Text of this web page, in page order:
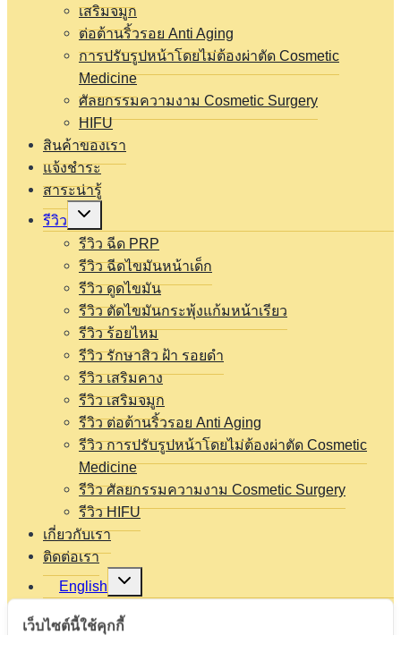
เสริมจมูก
ต่อต้านริ้วรอย Anti Aging
การปรับรูปหน้าโดยไม่ต้องผ่าตัด Cosmetic
Medicine
ศัลยกรรมความงาม Cosmetic Surgery
HIFU
สินค้าของเรา
แจ้งชำระ
สาระน่ารู้
รีวิว
Expand
menu
รีวิว ฉีด PRP
รีวิว ฉีดไขมันหน้าเด็ก
รีวิว ดูดไขมัน
รีวิว ตัดไขมันกระพุ้งแก้มหน้าเรียว
รีวิว ร้อยไหม
รีวิว รักษาสิว ฝ้า รอยดำ
รีวิว เสริมคาง
รีวิว เสริมจมูก
รีวิว ต่อต้านริ้วรอย Anti Aging
รีวิว การปรับรูปหน้าโดยไม่ต้องผ่าตัด Cosmetic
Medicine
รีวิว ศัลยกรรมความงาม Cosmetic Surgery
รีวิว HIFU
เกี่ยวกับเรา
ติดต่อเรา
English
Expand
menu
เว็บไซต์นี้ใช้คุกกี้
เราใช้คุกกี้เพื่อเพิ่มประสิทธิภาพ และประสบการณ์ที่ดีใน
การใช้งานเว็บไซต์ คุณสามารถเลือกตั้งค่าความยินยอม
การใช้คุกกี้ได้ โดยคลิก "การตั้งค่าคุกกี้" นโยบายความ
เป็นส่วนตัว